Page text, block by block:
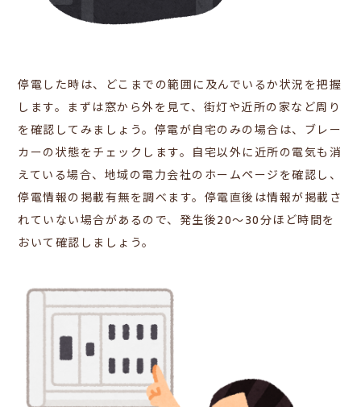
停電した時は、どこまでの範囲に及んでいるか状況を把握
します。まずは窓から外を見て、街灯や近所の家など周り
を確認してみましょう。停電が自宅のみの場合は、ブレー
カーの状態をチェックします。自宅以外に近所の電気も消
えている場合、地域の電力会社のホームページを確認し、
停電情報の掲載有無を調べます。停電直後は情報が掲載さ
れていない場合があるので、発生後20～30分ほど時間を
おいて確認しましょう。